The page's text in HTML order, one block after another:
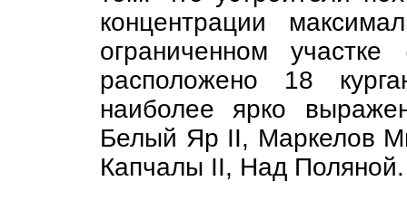
концентрации
ограниченном
расположено 18
наиболее ярко
Белый Яр II, Маркелов
Капчалы II, Над